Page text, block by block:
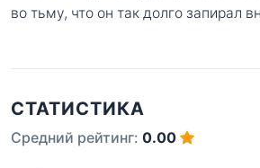
во тьму, что он так долго запирал
СТАТИСТИКА
Средний рейтинг: 0.00